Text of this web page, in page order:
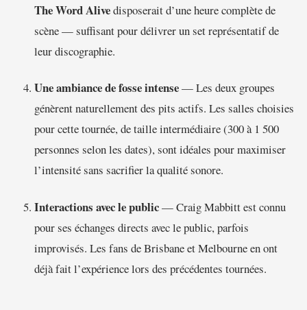
The Word Alivedisposerait d’une heure complète de
scène — suffisant pour délivrer un set représentatif de
leur discographie.
Une ambiance de fosse intense— Les deux groupes
génèrent naturellement des pits actifs. Les salles choisies
pour cette tournée, de taille intermédiaire (300 à 1 500
personnes selon les dates), sont idéales pour maximiser
l’intensité sans sacrifier la qualité sonore.
Interactions avec le public— Craig Mabbitt est connu
pour ses échanges directs avec le public, parfois
improvisés. Les fans de Brisbane et Melbourne en ont
déjà fait l’expérience lors des précédentes tournées.